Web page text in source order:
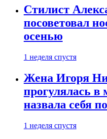
Стилист
посоветовал
осенью
1 неделя спустя
Жена Игоря
прогулялась
назвала себя
1 неделя спустя